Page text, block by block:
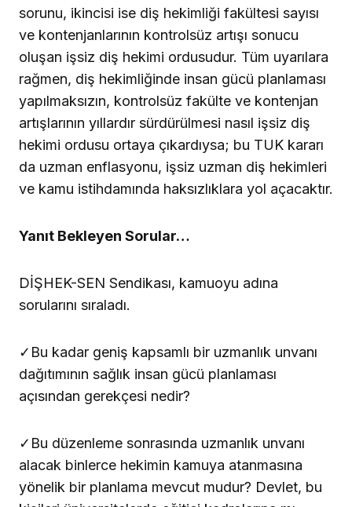
sorunu, ikincisi ise diş hekimliği fakültesi sayısı
ve kontenjanlarının kontrolsüz artışı sonucu
oluşan işsiz diş hekimi ordusudur. Tüm uyarılara
rağmen, diş hekimliğinde insan gücü planlaması
yapılmaksızın, kontrolsüz fakülte ve kontenjan
artışlarının yıllardır sürdürülmesi nasıl işsiz diş
hekimi ordusu ortaya çıkardıysa; bu TUK kararı
da uzman enflasyonu, işsiz uzman diş hekimleri
ve kamu istihdamında haksızlıklara yol açacaktır.
Yanıt Bekleyen Sorular…
DİŞHEK-SEN Sendikası, kamuoyu adına
sorularını sıraladı.
✓Bu kadar geniş kapsamlı bir uzmanlık unvanı
dağıtımının sağlık insan gücü planlaması
açısından gerekçesi nedir?
✓Bu düzenleme sonrasında uzmanlık unvanı
alacak binlerce hekimin kamuya atanmasına
yönelik bir planlama mevcut mudur? Devlet, bu